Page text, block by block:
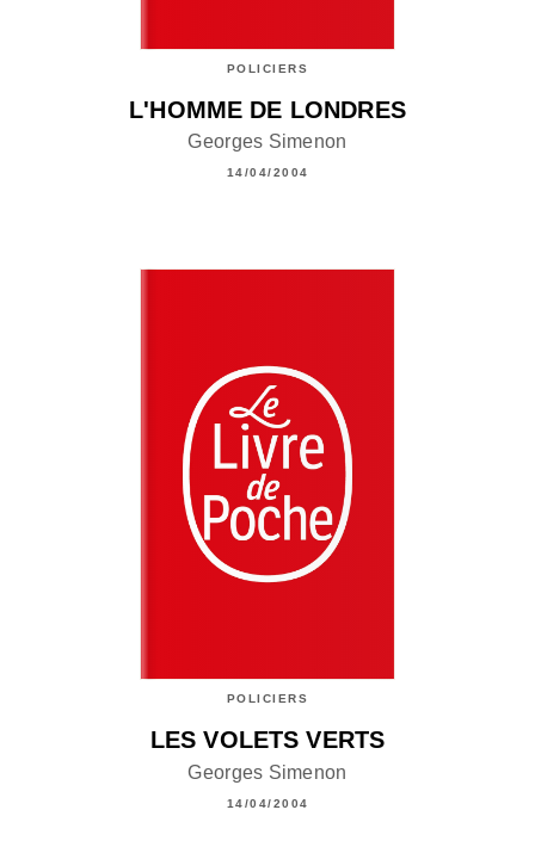
POLICIERS
L'HOMME DE LONDRES
Georges Simenon
14/04/2004
POLICIERS
LES VOLETS VERTS
Georges Simenon
14/04/2004